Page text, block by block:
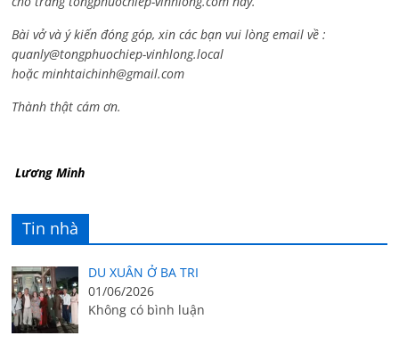
Bài vở và ý kiến đóng góp, xin các bạn vui lòng email về :
quanly@tongphuochiep-vinhlong.local
hoặcminhtaichinh@gmail.com
Thành thật cám ơn.
Lương Minh
Tin nhà
DU XUÂN Ở BA TRI
01/06/2026
Không có bình luận